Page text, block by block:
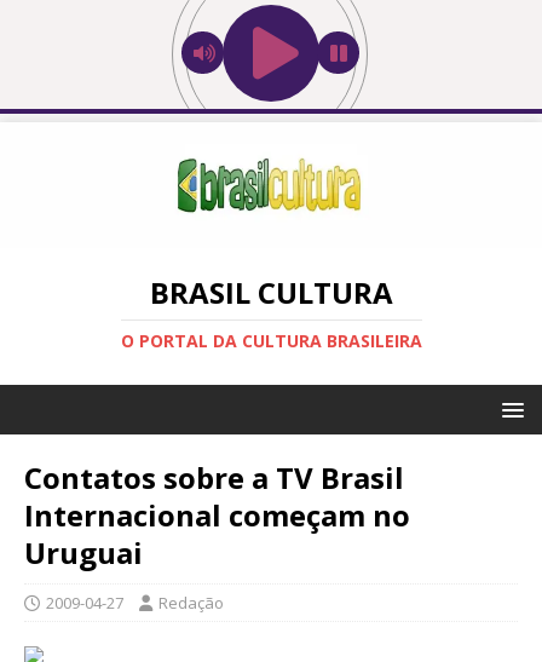
BRASIL CULTURA
O PORTAL DA CULTURA BRASILEIRA
Contatos sobre a TV Brasil
Internacional começam no
Uruguai
2009-04-27 Redação